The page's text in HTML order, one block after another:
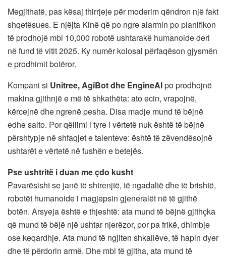
Megjithatë, pas kësaj thirrjeje për moderim qëndron një fakt
shqetësues. E njëjta Kinë që po ngre alarmin po planifikon
të prodhojë mbi 10,000 robotë ushtarakë humanoide deri
në fund të vitit 2025. Ky numër kolosal përfaqëson gjysmën
e prodhimit botëror.
Kompani si Unitree, AgiBot dhe EngineAIpo prodhojnë
makina gjithnjë e më të shkathëta: ato ecin, vrapojnë,
kërcejnë dhe ngrenë pesha. Disa madje mund të bëjnë
edhe salto. Por qëllimi i tyre i vërtetë nuk është të bëjnë
përshtypje në shfaqjet e talenteve: është të zëvendësojnë
ushtarët e vërtetë në fushën e betejës.
Pse ushtritë i duan me çdo kusht
Pavarësisht se janë të shtrenjtë, të ngadaltë dhe të brishtë,
robotët humanoide i magjepsin gjeneralët në të gjithë
botën. Arsyeja është e thjeshtë: ata mund të bëjnë gjithçka
që mund të bëjë një ushtar njerëzor, por pa frikë, dhimbje
ose keqardhje. Ata mund të ngjiten shkallëve, të hapin dyer
dhe të përdorin armë. Dhe mbi të gjitha, ata mund të